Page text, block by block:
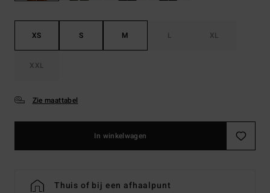
XS S M L XL
XXL
Zie maattabel
In winkelwagen
Thuis of bij een afhaalpunt